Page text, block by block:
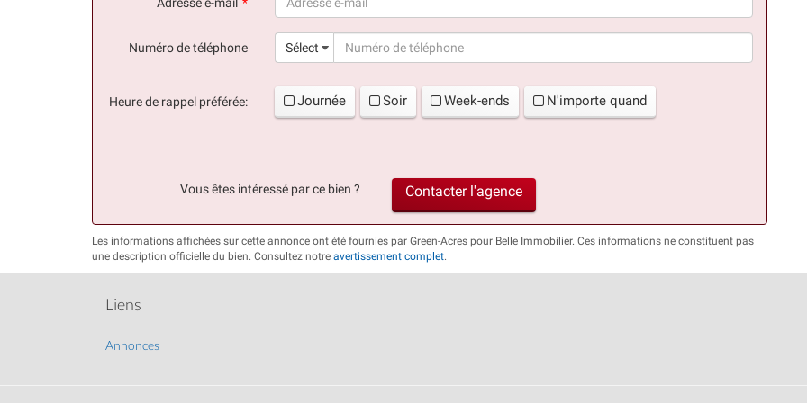
Numéro de téléphone
Sélect
Heure de rappel préférée: Journée Soir Week-ends N'importe quand
Vous êtes intéressé par ce bien ? Contacter l'agence
Les informations affichées sur cette annonce ont été fournies par Green-Acres pour Belle Immobilier. Ces informations ne constituent pas
une description officielle du bien. Consultez notre avertissement complet
Liens
Annonces